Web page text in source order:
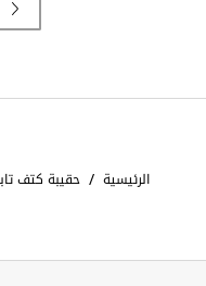
الرئيسية / حقيبة كتف تابي 20 مبطنة قنب بشعار